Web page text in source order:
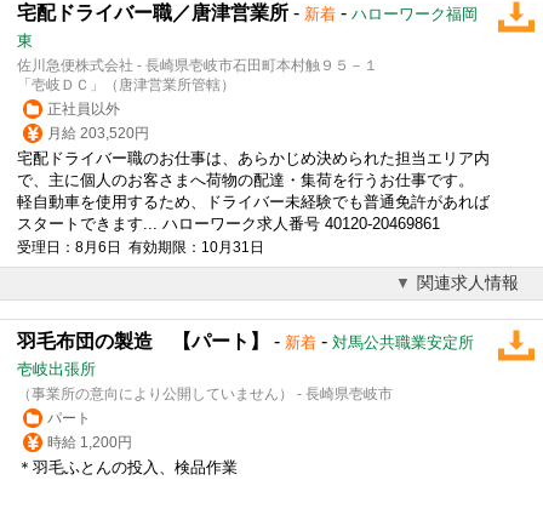
宅配ドライバー職／唐津営業所 - 新着 - ハローワーク福岡
東
佐川急便株式会社 - 長崎県壱岐市石田町本村触９５－１
「壱岐ＤＣ」（唐津営業所管轄）
正社員以外
月給 203,520円
宅配ドライバー職のお仕事は、あらかじめ決められた担当エリア内
で、主に個人のお客さまへ荷物の配達・集荷を行うお仕事です。
軽自動車を使用するため、ドライバー未経験でも普通免許があれば
スタートできます... ハローワーク求人番号 40120-20469861
受理日：8月6日 有効期限：10月31日
関連求人情報
羽毛布団の製造 【パート】 - 新着 - 対馬公共職業安定所
壱岐出張所
（事業所の意向により公開していません） - 長崎県壱岐市
パート
時給 1,200円
＊羽毛ふとんの投入、検品作業